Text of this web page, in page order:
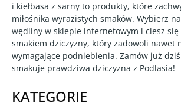
KATEGORIE
i kiełbasa z sarny to produkty, które
miłośnika wyrazistych smaków. Wybierz
wędliny w sklepie internetowym i ciesz
smakiem dziczyzny, który zadowoli nawet
wymagające podniebienia. Zamów już
smakuje prawdziwa dziczyzna z Podlasia!